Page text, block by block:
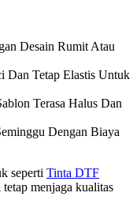
Desain Rumit Atau
Dan Tetap Elastis Untuk
Terasa Halus Dan
Dengan Biaya
seperti Tinta DTF
menjaga kualitas